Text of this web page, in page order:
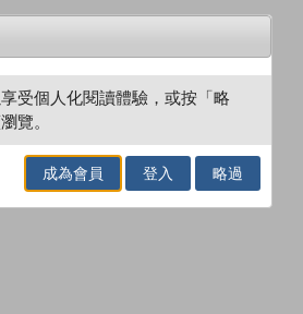
試閲 加入閱讀紀錄
閱讀電子書
受個人化閱讀體驗，或按「略
覽。
成為會員 登入 略過